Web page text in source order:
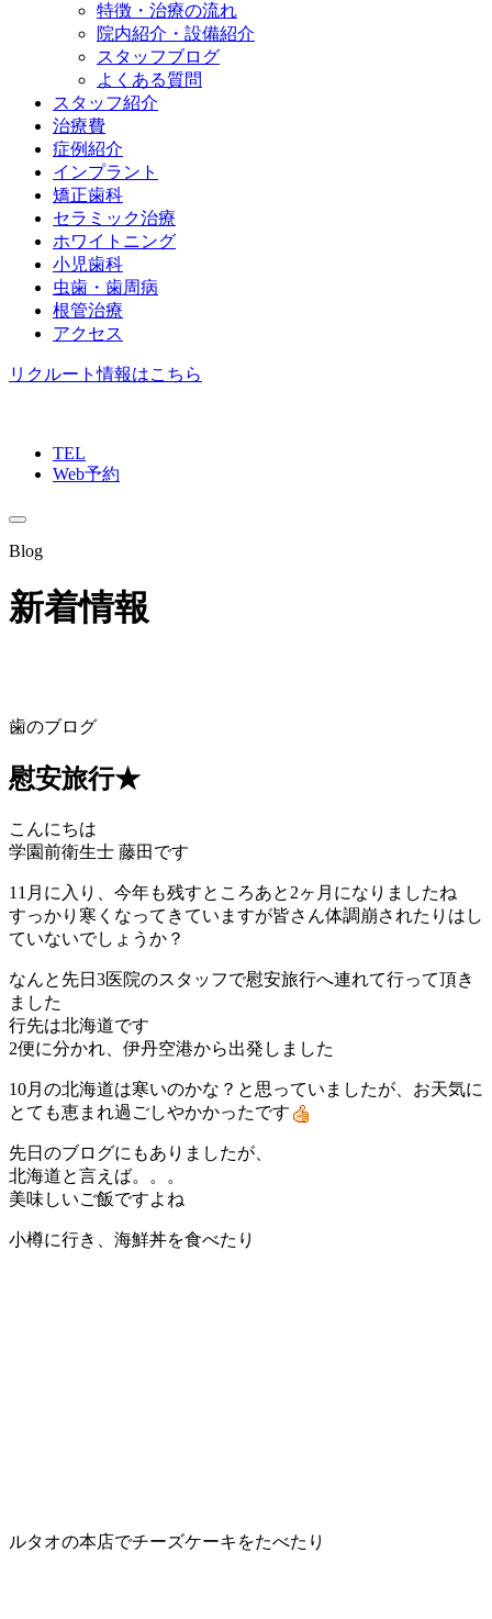
特徴・治療の流れ
院内紹介・設備紹介
スタッフブログ
よくある質問
スタッフ紹介
治療費
症例紹介
インプラント
矯正歯科
セラミック治療
ホワイトニング
小児歯科
虫歯・歯周病
根管治療
アクセス
リクルート情報はこちら
TEL
Web予約
Blog
新着情報
歯のブログ
慰安旅行★
こんにちは
学園前衛生士 藤田です
11月に入り、今年も残すところあと2ヶ月になりましたね
すっかり寒くなってきていますが皆さん体調崩されたりはし
ていないでしょうか？
なんと先日3医院のスタッフで慰安旅行へ連れて行って頂き
ました
行先は北海道です
2便に分かれ、伊丹空港から出発しました
10月の北海道は寒いのかな？と思っていましたが、 お天気に
とても恵まれ過ごしやかかったです
先日のブログにもありましたが、
北海道と言えば。。。
美味しいご飯ですよね
小樽に行き、海鮮丼を食べたり
ルタオの本店でチーズケーキをたべたり